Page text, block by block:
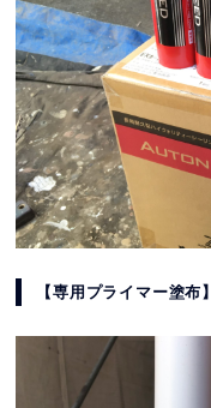
【専用プライマー塗布】